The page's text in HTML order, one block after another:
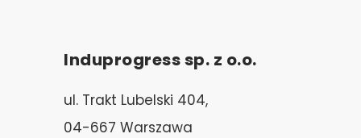
Induprogress sp. z o.o.
ul. Trakt Lubelski 404,
04-667 Warszawa